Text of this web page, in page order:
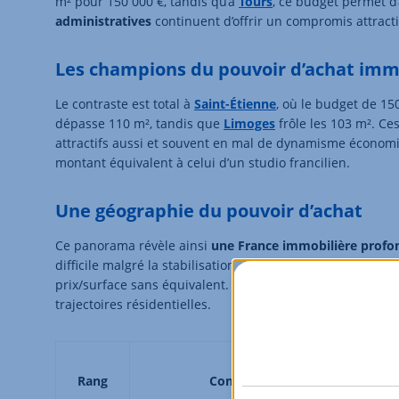
administratives continuent d’offrir un compromis
Les champions du pouvoir d’achat
Le contraste est total à Saint-Étienne, où le budget de
dépasse 110 m², tandis que Limoges frôle les 103 m².
attractifs aussi et souvent en mal de dynamisme
montant équivalent à celui d’un studio francilien.
Une géographie du pouvoir d’achat
Ce panorama révèle ainsi une France immobilière
difficile malgré la stabilisation des prix. De l’autre, des
prix/surface sans équivalent. Les années à venir diront
trajectoires résidentielles.
Rang Commune